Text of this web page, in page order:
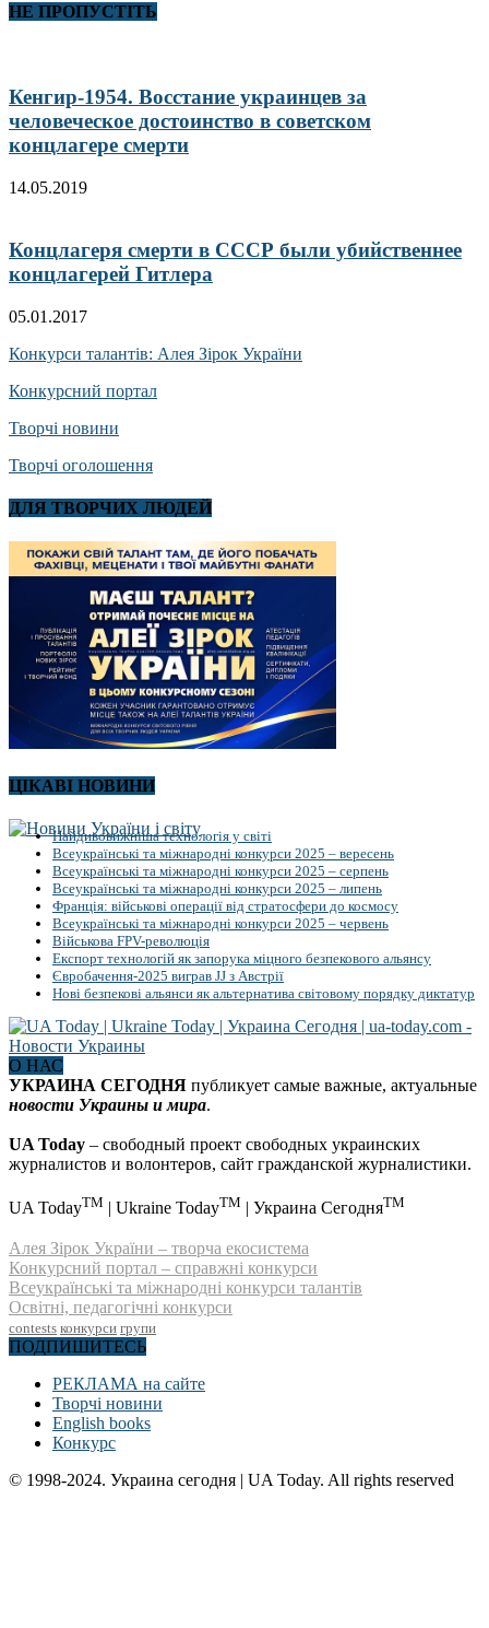
НЕ ПРОПУСТІТЬ
Кенгир-1954. Восстание украинцев за
человеческое достоинство в советском
концлагере смерти
14.05.2019
Концлагеря смерти в СССР были убийственнее
концлагерей Гитлера
05.01.2017
Конкурси талантів: Алея Зірок України
Конкурсний портал
Творчі новини
Творчі оголошення
ДЛЯ ТВОРЧИХ ЛЮДЕЙ
ЦІКАВІ НОВИНИ
Найдивовижніша технологія у світі
Всеукраїнські та міжнародні конкурси 2025 – вересень
Всеукраїнські та міжнародні конкурси 2025 – серпень
Всеукраїнські та міжнародні конкурси 2025 – липень
Франція: військові операції від стратосфери до космосу
Всеукраїнські та міжнародні конкурси 2025 – червень
Військова FPV-революція
Експорт технологій як запорука міцного безпекового альянсу
Євробачення-2025 виграв JJ з Австрії
Нові безпекові альянси як альтернатива світовому порядку диктатур
О НАС
УКРАИНА СЕГОДНЯ публикует самые важные, актуальные
новости Украины и мира.
UA Today – свободный проект свободных украинских
журналистов и волонтеров, сайт гражданской журналистики.
UA TodayTM | Ukraine TodayTM | Украина СегодняTM
Алея Зірок України – творча екосистема
Конкурсний портал – справжні конкурси
Всеукраїнські та міжнародні конкурси талантів
Освітні, педагогічні конкурси
contests конкурси групи
ПОДПИШИТЕСЬ
РЕКЛАМА на сайте
Творчі новини
English books
Конкурс
© 1998-2024. Украина сегодня | UA Today. All rights reserved